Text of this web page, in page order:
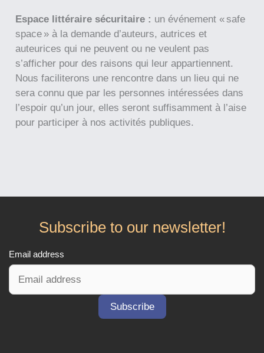
Espace littéraire sécuritaire : un événement « safe
space » à la demande d’auteurs, autrices et
auteurices qui ne peuvent ou ne veulent pas
s’afficher pour des raisons qui leur appartiennent.
Nous faciliterons une rencontre dans un lieu qui ne
sera connu que par les personnes intéressées dans
l’espoir qu’un jour, elles seront suffisamment à l’aise
pour participer à nos activités publiques.
Subscribe to our newsletter!
Email address